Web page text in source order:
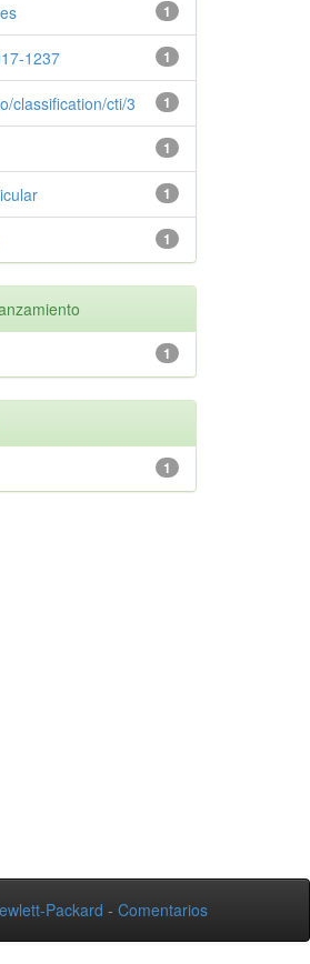
1
1
1237
1
classification/cti/3
1
1
1
1
1
Packard - Comentarios